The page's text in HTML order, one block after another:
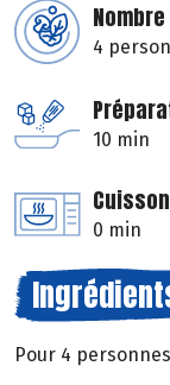
4
10 min
Cuisson
0 min
Pour 4 personnes